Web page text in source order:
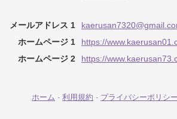
メールアドレス 1
ホームページ 1
https://
ホームページ 2
https://
ホーム - 利用規約 - プライバシーポリシー